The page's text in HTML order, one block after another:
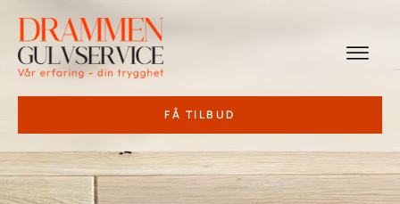
FÅ TILBUD
Behandling